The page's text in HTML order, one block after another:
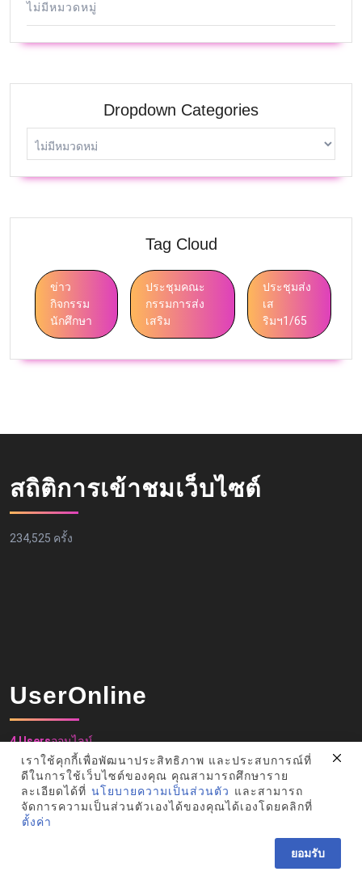
ไม่มีหมวดหมู่
Dropdown Categories
Tag Cloud
ข่าว
กิจกรรม
นักศึกษา
ประชุมคณะ
กรรมการส่ง
เสริม
ประชุมส่ง
เส
ริมฯ1/65
สถิติการเข้าชมเว็บไซต์
234,525 ครั้ง
UserOnline
4 Usersออนไลน์
เราใช้คุกกี้เพื่อพัฒนาประสิทธิภาพ และประสบการณ์ที่
ดีในการใช้เว็บไซต์ของคุณ คุณสามารถศึกษาราย
ละเอียดได้ที่ นโยบายความเป็นส่วนตัว และสามารถ
จัดการความเป็นส่วนตัวเองได้ของคุณได้เองโดยคลิกที่
ตั้งค่า
ยอมรับ